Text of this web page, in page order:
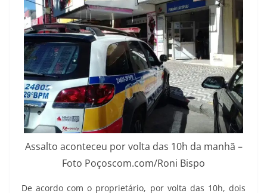
Assalto aconteceu por volta das 10h da manhã –
Foto Poçoscom.com/Roni Bispo
De acordo com o proprietário, por volta das 10h, dois